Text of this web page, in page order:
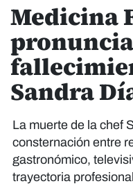
Medicina
Sandra
La muerte de la chef
consternación entre
gastronómico,
trayectoria